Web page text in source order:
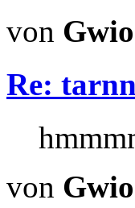
von
Re:
von